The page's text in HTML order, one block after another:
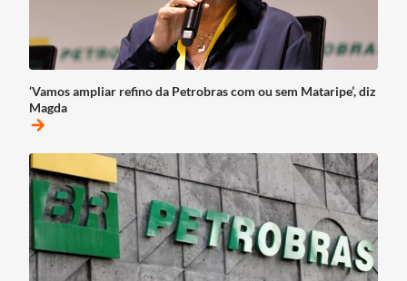
‘Vamos ampliar refino da Petrobras com ou sem Mataripe’, diz
Magda
arrow_forward